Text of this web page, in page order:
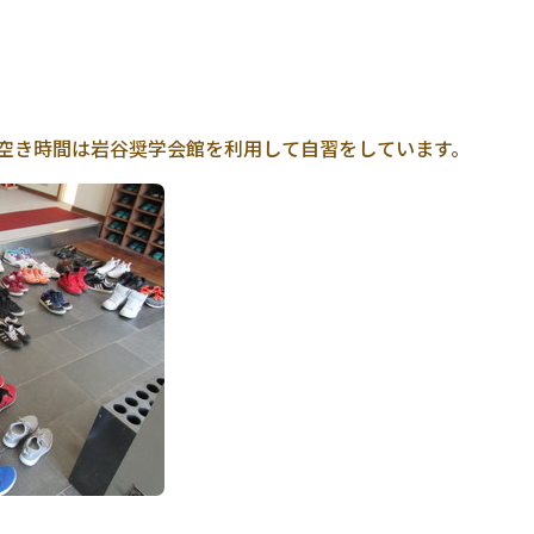
時間は岩谷奨学会館を利用して自習をしています。